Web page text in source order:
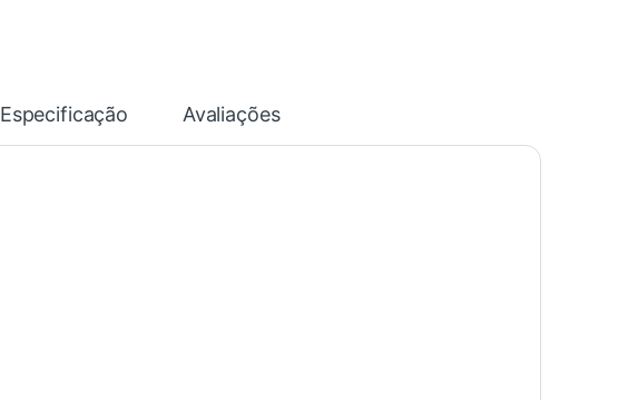
Especificação Avaliações